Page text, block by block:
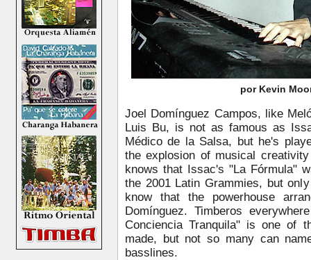
por Kevin
Joel Domínguez Campos, like
Luis Bu, is not as famous as
Médico de la Salsa, but he's
the explosion of musical
knows that Issac's "La Fórmula"
the 2001 Latin Grammies, but
know that the powerhouse
Domínguez. Timberos
Conciencia Tranquila" is one of
made, but not so many can
basslines.